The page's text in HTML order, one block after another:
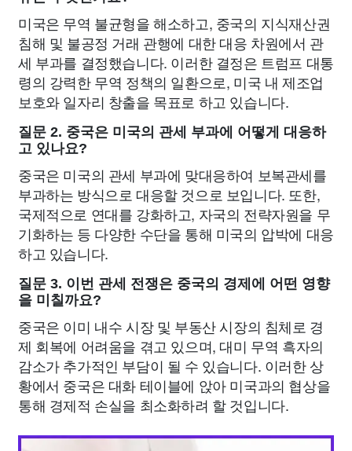
미국은 무역 불균형을 해소하고, 중국의 지식재산권
침해 및 불공정 거래 관행에 대한 대응 차원에서 관
세 부과를 결정했습니다. 이러한 결정은 트럼프 대통
령의 강력한 무역 정책의 일환으로, 미국 내 제조업
보호와 일자리 창출을 목표로 하고 있습니다.
질문 2. 중국은 미국의 관세 부과에 어떻게 대응하
고 있나요?
중국은 미국의 관세 부과에 맞대응하여 보복관세를
부과하는 방식으로 대응할 것으로 보입니다. 또한,
국제적으로 연대를 강화하고, 자국의 전략자원을 무
기화하는 등 다양한 수단을 통해 미국의 압박에 대응
하고 있습니다.
질문 3. 이번 관세 전쟁은 중국의 경제에 어떤 영향
을 미칠까요?
중국은 이미 내수 시장 및 부동산 시장의 침체로 경
제 회복에 어려움을 겪고 있으며, 대미 무역 흑자의
감소가 추가적인 부담이 될 수 있습니다. 이러한 상
황에서 중국은 대화 테이블에 앉아 미국과의 협상을
통해 경제적 손실을 최소화하려 할 것입니다.